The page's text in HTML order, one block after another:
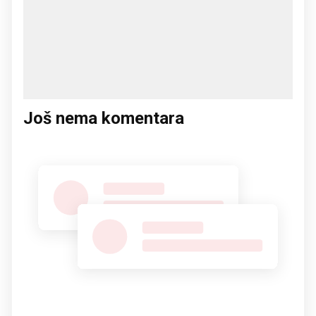
Još nema komentara